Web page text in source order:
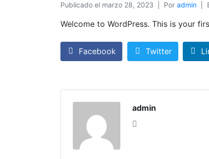
Publicado el marzo 28, 2023 Por admin
Welcome to WordPress. This is your
Facebook Twitter
admin